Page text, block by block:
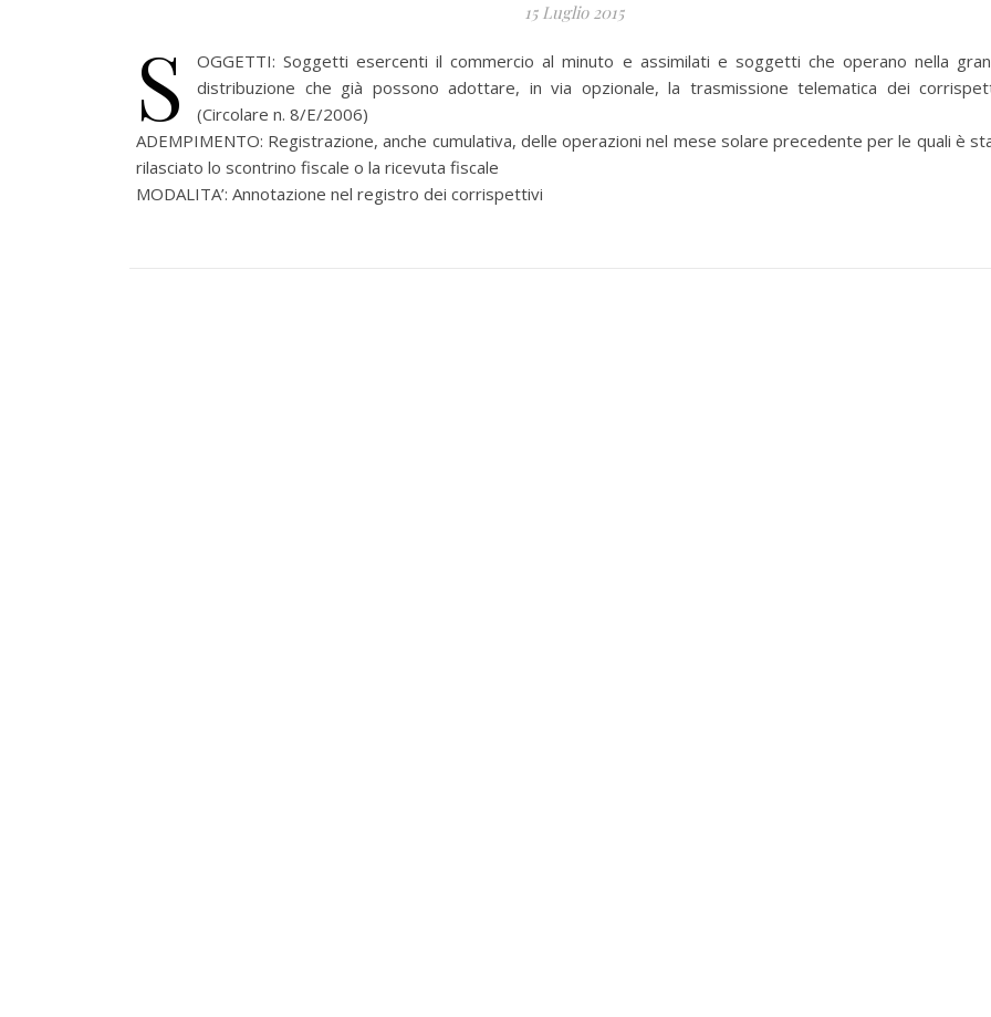
15 Luglio 2015
S
OGGETTI: Soggetti esercenti il commercio al minuto e assimilati e soggetti che operano nella
distribuzione che già possono adottare, in via opzionale, la trasmissione telematica dei
(Circolare n. 8/E/2006)
ADEMPIMENTO: Registrazione, anche cumulativa, delle operazioni nel mese solare precedente per le quali è
rilasciato lo scontrino fiscale o la ricevuta fiscale
MODALITA’: Annotazione nel registro dei corrispettivi